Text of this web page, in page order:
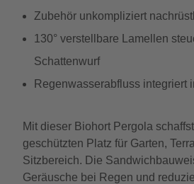
Zubehör unkompliziert
130° verstellbare Lamellen
Schattenwurf
Regenwasserabfluss integriert
Mit dieser Biohort Pergola
geschützten Platz für Garten,
Sitzbereich. Die
Geräusche bei Regen und